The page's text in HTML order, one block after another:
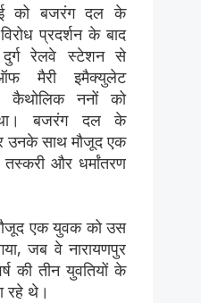
को बजरंग दल के
प्रदर्शन के बाद
रेलवे स्टेशन से
मैरी इमैक्युलेट
कैथोलिक ननों को
बजरंग दल के
उनके साथ मौजूद एक
और धर्मांतरण
एक युवक को उस
जब वे नारायणपुर
की तीन युवतियों के
रहे थे।